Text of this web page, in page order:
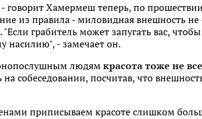
говорит Хамермеш теперь, по
из правила - миловидная внешность
грабитель может запугать вас,
насилию", - замечает он.
людям красота тоже не
на собеседовании, посчитав, что
приписываем красоте слишком